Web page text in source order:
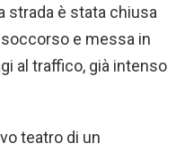
strada è stata chiusa
e messa in
al traffico, già intenso
teatro di un